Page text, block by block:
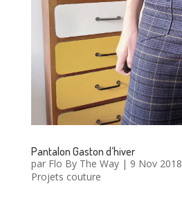
Pantalon Gaston d’hiver
par Flo By The Way| 9 Nov 2018
Projets couture